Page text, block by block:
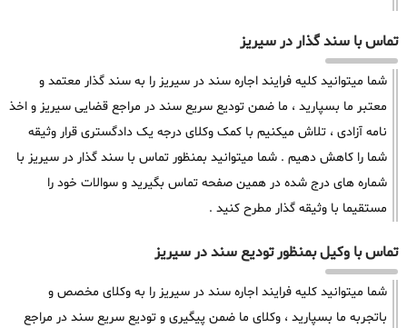
تماس با سند گذار در سیریز
شما میتوانید کلیه فرایند اجاره سند در سیریز را به سند گذار معتمد و
معتبر ما بسپارید ، ما ضمن تودیع سریع سند در مراجع قضایی سیریز و اخذ
نامه آزادی ، تلاش میکنیم با کمک وکلای درجه یک دادگستری قرار وثیقه
شما را کاهش دهیم . شما میتوانید بمنظور تماس با سند گذار در سیریز با
شماره های درج شده در همین صفحه تماس بگیرید و سوالات خود را
مستقیما با وثیقه گذار مطرح کنید .
تماس با وکیل بمنظور تودیع سند در سیریز
شما میتوانید کلیه فرایند اجاره سند در سیریز را به وکلای مخصص و
باتجربه ما بسپارید ، وکلای ما ضمن پیگیری و تودیع سریع سند در مراجع